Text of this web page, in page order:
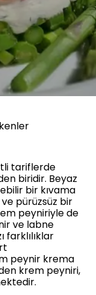
tariflerde
biridir. Beyaz
bir kıvama
pürüzsüz bir
peyniriyle de
ve labne
farklılıklar
peynir krema
krem peyniri,